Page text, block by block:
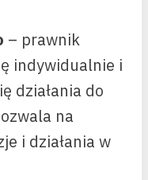
– prawnik
indywidualnie i
działania do
na
i działania w